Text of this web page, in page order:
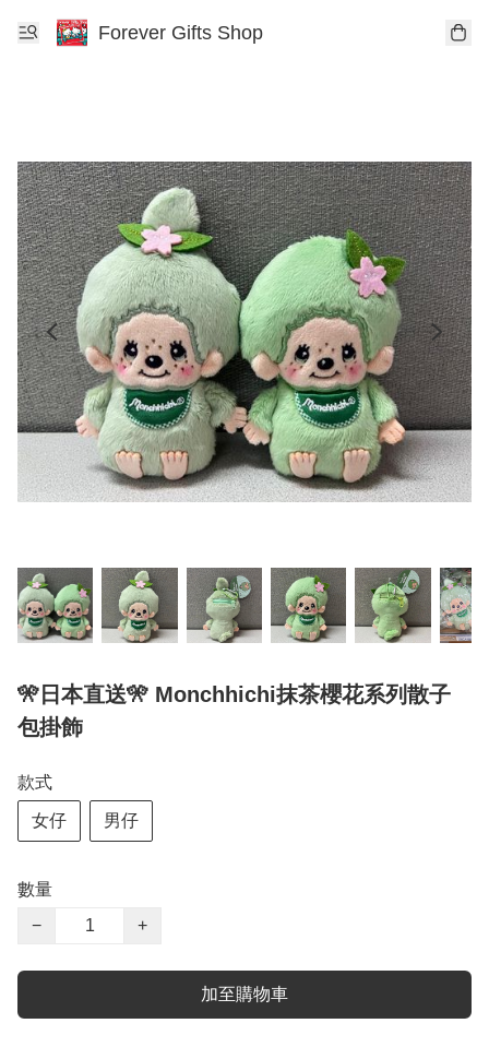
Forever Gifts Shop
🎌日本直送🎌 Monchhichi抹茶櫻花系列散子
包掛飾
款式
女仔 男仔
數量
−
+
加至購物車